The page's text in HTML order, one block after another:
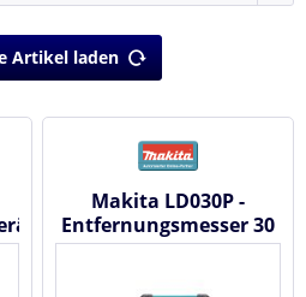
Artikel laden
Makita LD030P -
Entfernungsmesser 30
m